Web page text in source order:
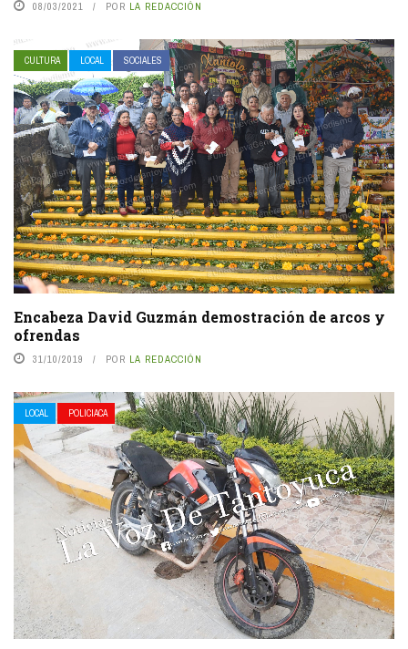
08/03/2021 POR LA REDACCIÓN
CULTURA LOCAL SOCIALES
Encabeza David Guzmán demostración de arcos y
ofrendas
31/10/2019 POR LA REDACCIÓN
LOCAL POLICIACA